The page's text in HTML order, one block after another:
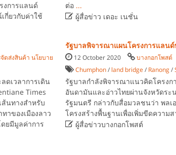
งการแลนด์
กี่ยวกับค่าใช้
ต่อ ...
 ผู้สื่อข่าว เดอะ เนชั่น
ดส่งสินค้า นโยบาย
ดเวลาการเดิน
Times
ส้นทางสำหรับ
าของเมืองลาว
ยมีมูลค่าการ
รัฐบาลพิจารณาแผนโครงการแลน
12 October 2020 บางกอกโพสต์
Chumphon/ land bridge / Ranong/
รัฐบาลกำลังพิจารณาแนวคิดโครงก
อันดามันและอ่าวไทยผ่านจังหวัดร
รัฐมนตรี กล่าวกับสื่อมวลชนว่า พล
โครงสร้างพื้นฐานเพื่อเพิ่มขีดความ
 ผู้สื่อข่าวบางกอกโพสต์